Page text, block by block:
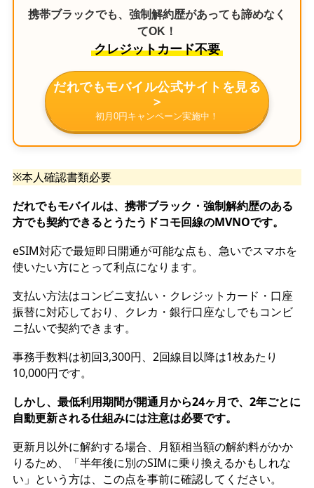
携帯ブラックでも、強制解約歴があっても諦めなく
てOK！
クレジットカード不要
だれでもモバイル公式サイトを見る
＞
初月0円キャンペーン実施中！
※本人確認書類必要
だれでもモバイルは、携帯ブラック・強制解約歴のある
方でも契約できるとうたうドコモ回線のMVNOです。
eSIM対応で最短即日開通が可能な点も、急いでスマホを
使いたい方にとって利点になります。
支払い方法はコンビニ支払い・クレジットカード・口座
振替に対応しており、クレカ・銀行口座なしでもコンビ
ニ払いで契約できます。
事務手数料は初回3,300円、2回線目以降は1枚あたり
10,000円です。
しかし、最低利用期間が開通月から24ヶ月で、2年ごとに
自動更新される仕組みには注意は必要です。
更新月以外に解約する場合、月額相当額の解約料がかか
りるため、「半年後に別のSIMに乗り換えるかもしれな
い」という方は、この点を事前に確認してください。